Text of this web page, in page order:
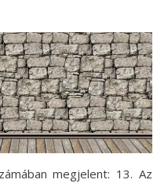
megjelent: 13. Az